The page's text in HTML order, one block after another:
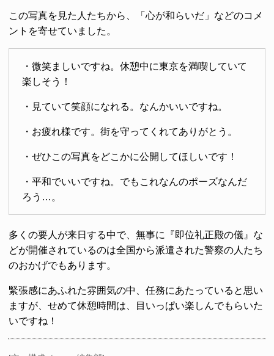
この写真を見た人たちから、「心が和らいだ」などのコメ
ントを寄せていました。
・微笑ましいですね。休憩中に東京を満喫していて
楽しそう！
・見ていて笑顔になれる。なんかいいですね。
・お疲れ様です。街を守ってくれてありがとう。
・ぜひこの写真をどこかに公開してほしいです！
・平和でいいですね。でもこれなんのポーズなんだ
ろう…。
多くの要人が来日する中で、無事に『即位礼正殿の儀』な
どが開催されているのは全国から派遣された警察の人たち
のおかげでもあります。
緊張感にあふれた雰囲気の中、任務にあたっていると思い
ますが、せめて休憩時間は、目いっぱい楽しんでもらいた
いですね！